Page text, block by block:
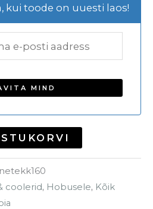
kui toode on uuesti laos!
coolerid, Hobusele, Kõik